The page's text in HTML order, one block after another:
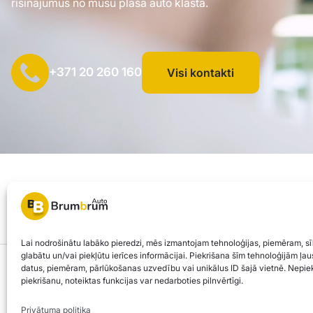
Lai nodrošinātu labāko pieredzi, mēs izmantojam tehnoloģijas, piemēram,
glabātu un/vai piekļūtu ierīces informācijai. Piekrišana šīm tehnoloģijām
datus, piemēram, pārlūkošanas uzvedību vai unikālus ID šajā vietnē.
piekrišanu, noteiktas funkcijas var nedarboties pilnvērtīgi.
Privātuma politika
+371 20 260 160 Visi kontakti
SIA "AUTOCLICK", Reģ. Nr. 40203371960, Adrese:
© 2026 Brum Brum Auto
Brum Brum Auto nav finanšu iestāde, bet sadarbojas ar vairākām bankām
atbilst jūsu individuālajām vajadzībām un iespējām.